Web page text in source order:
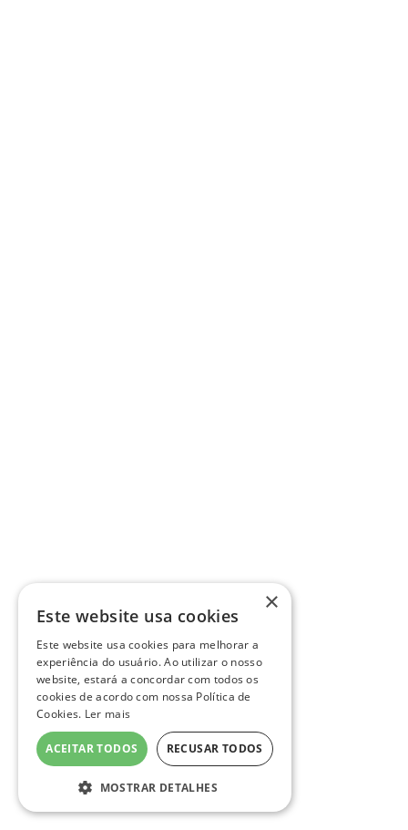
×
Este website usa cookies
Este website usa cookies para melhorar a
experiência do usuário. Ao utilizar o nosso
website, estará a concordar com todos os
cookies de acordo com nossa Política de
Cookies. Ler mais
ACEITAR TODOS RECUSAR TODOS
MOSTRAR DETALHES